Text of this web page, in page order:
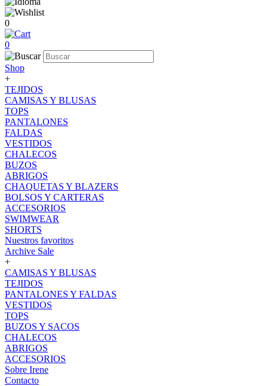
0
0
Shop
+
TEJIDOS
CAMISAS Y BLUSAS
TOPS
PANTALONES
FALDAS
VESTIDOS
CHALECOS
BUZOS
ABRIGOS
CHAQUETAS Y BLAZERS
BOLSOS Y CARTERAS
ACCESORIOS
SWIMWEAR
SHORTS
Nuestros favoritos
Archive Sale
+
CAMISAS Y BLUSAS
TEJIDOS
PANTALONES Y FALDAS
VESTIDOS
TOPS
BUZOS Y SACOS
CHALECOS
ABRIGOS
ACCESORIOS
Sobre Irene
Contacto